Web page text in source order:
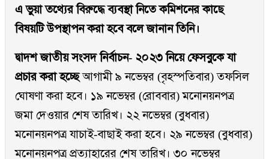
এ ভুয়া তথ্যের বিরুদ্ধে ব্যবস্থা নিতে কমিশনের কাছে
বিষয়টি উপস্থাপন করা হবে বলে জানান তিনি।
দ্বাদশ জাতীয় সংসদ নির্বাচন- ২০২৩ নিয়ে ফেসবুকে যা
প্রচার করা হচ্ছেআগামী ৯ নভেম্বর (বৃহস্পতিবার) তফসিল
ঘোষণা করা হবে। ১৯ নভেম্বর (রোববার) মনোনয়নপত্র
জমা দেওয়ার শেষ তারিখ। ২২ নভেম্বর (বুধবার)
মনোনয়নপত্র যাচাই-বাছাই করা হবে। ২৯ নভেম্বর (বুধবার)
মনোনয়নপত্র প্রত্যাহারের শেষ তারিখ। ৩০ নভেম্বর